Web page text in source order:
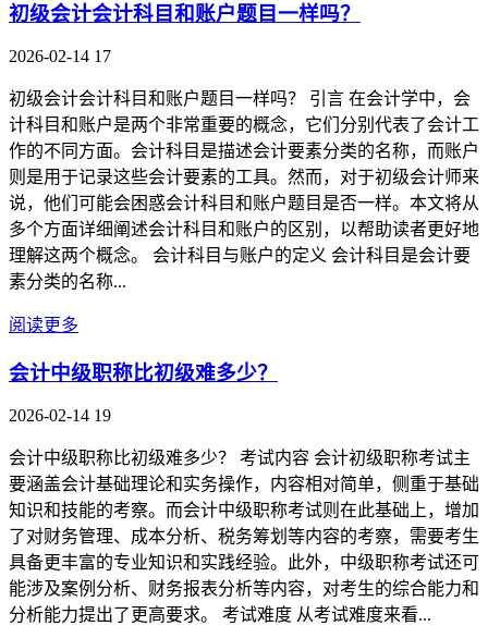
初级会计会计科目和账户题目一样吗？
2026-02-14 17
初级会计会计科目和账户题目一样吗？ 引言 在会计学中，会
计科目和账户是两个非常重要的概念，它们分别代表了会计工
作的不同方面。会计科目是描述会计要素分类的名称，而账户
则是用于记录这些会计要素的工具。然而，对于初级会计师来
说，他们可能会困惑会计科目和账户题目是否一样。本文将从
多个方面详细阐述会计科目和账户的区别，以帮助读者更好地
理解这两个概念。 会计科目与账户的定义 会计科目是会计要
素分类的名称...
阅读更多
会计中级职称比初级难多少？
2026-02-14 19
会计中级职称比初级难多少？ 考试内容 会计初级职称考试主
要涵盖会计基础理论和实务操作，内容相对简单，侧重于基础
知识和技能的考察。而会计中级职称考试则在此基础上，增加
了对财务管理、成本分析、税务筹划等内容的考察，需要考生
具备更丰富的专业知识和实践经验。此外，中级职称考试还可
能涉及案例分析、财务报表分析等内容，对考生的综合能力和
分析能力提出了更高要求。 考试难度 从考试难度来看...